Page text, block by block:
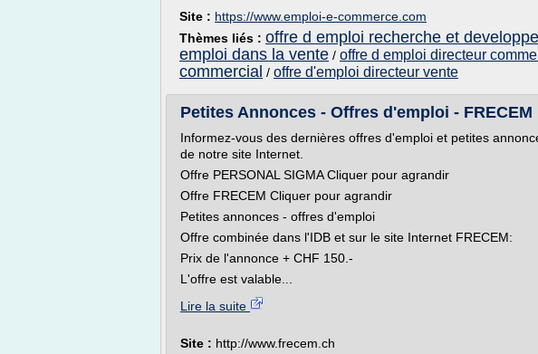
Site : https://www.emploi-e-commerce.com
Thèmes liés : offre d emploi recherche et
emploi dans la vente / offre d emploi directeur
commercial / offre d'emploi directeur vente
Petites Annonces - Offres d'emploi - FRECEM
Informez-vous des dernières offres d'emploi et petites
de notre site Internet.
Offre PERSONAL SIGMA Cliquer pour agrandir
Offre FRECEM Cliquer pour agrandir
Petites annonces - offres d'emploi
Offre combinée dans l'IDB et sur le site Internet FRECEM:
Prix de l'annonce + CHF 150.-
L'offre est valable...
Lire la suite
Site : http://www.frecem.ch